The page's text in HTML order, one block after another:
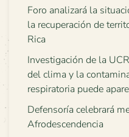
Foro analizará la
la recuperación de
Rica
Investigación de la
del clima y la
respiratoria puede
Defensoría celebrará
Afrodescendencia